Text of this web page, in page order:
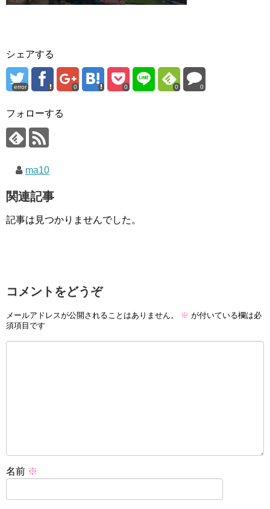
シェアする
error 0 0 0 0
フォローする
ma10
関連記事
記事は見つかりませんでした。
コメントをどうぞ
メールアドレスが公開されることはありません。 ※ が付いている欄は必
須項目です
名前 ※